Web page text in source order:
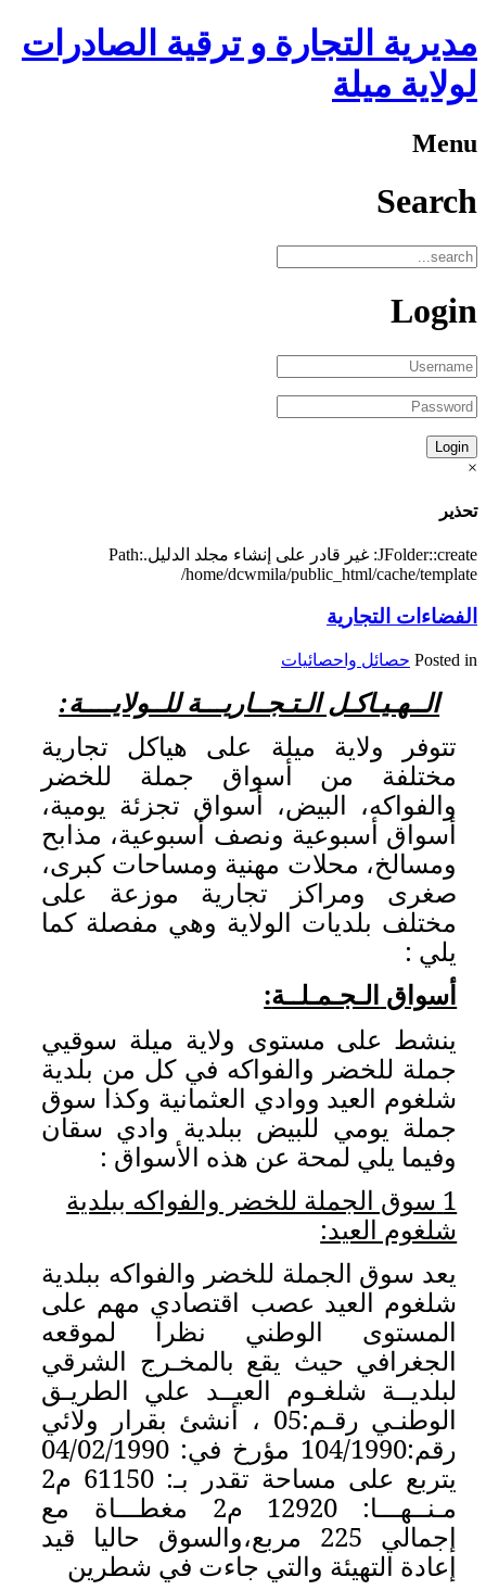
الصادرات
JFolder::create: غير قادر على إنشاء مجلد الدليل.Path:
/home/
للــولايــــة:
هياكل تجارية
جملة للخضر
تجزئة يومية،
أسبوعية، مذابح
ومساحات كبرى،
موزعة على
وهي مفصلة كما
ميلة سوقيي
في كل من بلدية
وكذا سوق
وادي سقان
الأسواق :
ببلدية
والفواكه ببلدية
مهم على
نظرا لموقعه
المخـرج الشرقي
علي الطريـق
رقـم:05 ، أنشئ بقرار ولائي
رقم:104/1990 مؤرخ في: 04/02/1990
يتربع على مساحة تقدر بـ: 61150 م2
مـنــهـــا: 12920 م2 مغطـــاة مع
حاليا قيد
جاءت في شطرين